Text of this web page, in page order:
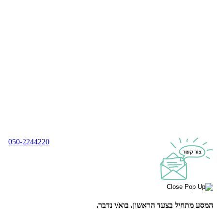
050-2244220
המסע מתחיל בצעד הראשון. בוא/י נדבר.